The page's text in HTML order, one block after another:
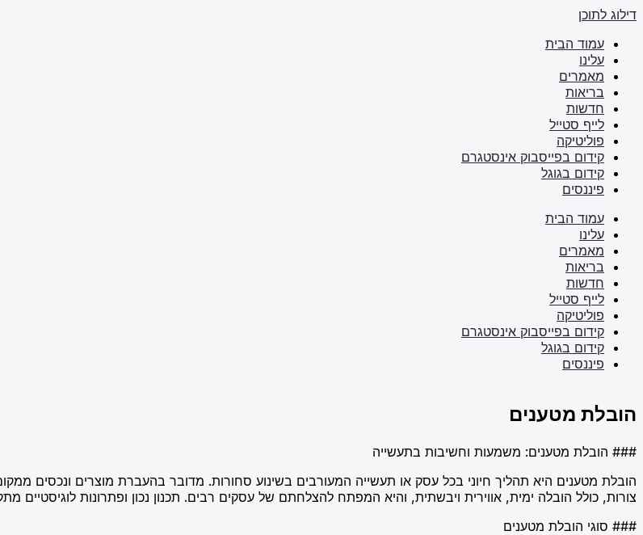
דילוג לתוכן
עמוד הבית
עלינו
מאמרים
בריאות
חדשות
לייף סטייל
פוליטיקה
קידום בפייסבוק אינסטגרם
קידום בגוגל
פיננסים
עמוד הבית
עלינו
מאמרים
בריאות
חדשות
לייף סטייל
פוליטיקה
קידום בפייסבוק אינסטגרם
קידום בגוגל
פיננסים
הובלת מטענים
### הובלת מטענים: משמעות וחשיבות בתעשייה
הובלת מטענים היא תהליך חיוני בכל עסק או תעשייה המעורבים בשינוע סחורות. מדובר בהעברת מוצרים ונכסים
צורות, כולל הובלה ימית, אווירית ויבשתית, והיא המפתח להצלחתם של עסקים רבים. תכנון נכון ופתרונות לוגיסטיים
### סוגי הובלת מטענים